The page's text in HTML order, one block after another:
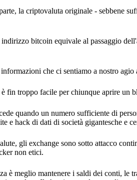
la criptovaluta originale - sebbene
bitcoin equivale al passaggio
che ci sentiamo a nostro agio
fin troppo facile per chiunque aprire un
quando un numero sufficiente di
e hack di dati di società gigantesche e
gli exchange sono sotto attacco
non etici.
è meglio mantenere i saldi dei conti, le